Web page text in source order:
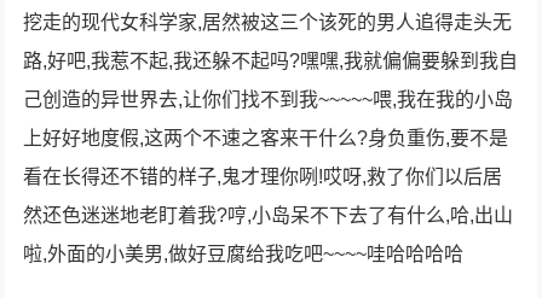
挖走的现代女科学家,居然被这三个该死的男人追得走头无
路,好吧,我惹不起,我还躲不起吗?嘿嘿,我就偏偏要躲到我自
己创造的异世界去,让你们找不到我~~~~~喂,我在我的小岛
上好好地度假,这两个不速之客来干什么?身负重伤,要不是
看在长得还不错的样子,鬼才理你咧!哎呀,救了你们以后居
然还色迷迷地老盯着我?哼,小岛呆不下去了有什么,哈,出山
啦,外面的小美男,做好豆腐给我吃吧~~~~哇哈哈哈哈